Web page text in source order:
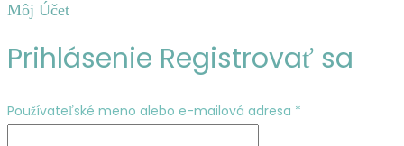
Môj Účet
Prihlásenie Registrovať sa
Používateľské meno alebo e-mailová adresa *